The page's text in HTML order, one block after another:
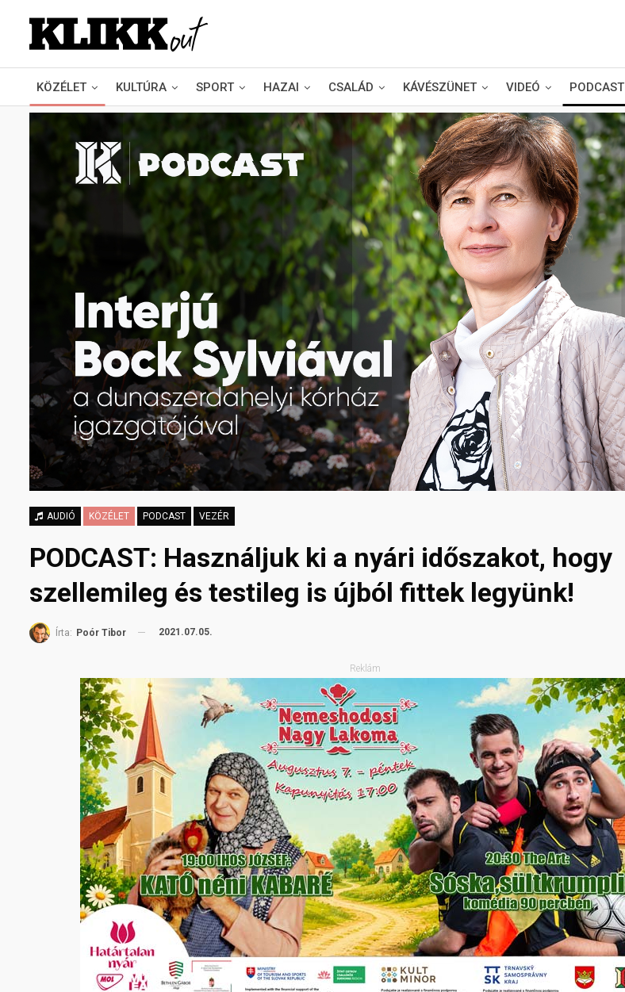
KÖZÉLET KULTÚRA SPORT HAZAI CSALÁD KÁVÉSZÜNET VIDEÓ PODCAST
AUDIÓ KÖZÉLET PODCAST VEZÉR
PODCAST: Használjuk ki a nyári időszakot, hogy
szellemileg és testileg is újból fittek legyünk!
Írta: Poór Tibor 2021.07.05.
Reklám